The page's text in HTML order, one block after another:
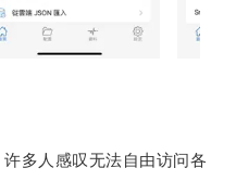
多人感叹无法自由访问各